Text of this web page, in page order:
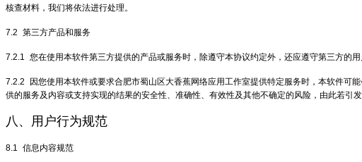
核查材料，我们将依法进行处理。
7.2 第三方产品和服务
7.2.1 您在使用本软件第三方提供的产品或服务时，除遵守本协议约定外，还应遵守第三方的
7.2.2
因您使用本软件或要求合肥市蜀山区大香蕉网络应用工作室提供特定服务时，本软件
供的服务及内容或支持实现的结果的安全性、准确性、有效性及其他不确定的风险，由此若引
八、用户行为规范
8.1 信息内容规范